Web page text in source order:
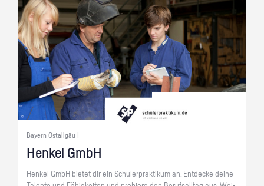
Bayern Ostallgäu |
Hen­kel GmbH
Hen­kel GmbH bie­tet dir ein Schü­ler­prak­ti­kum an. Ent­de­cke deine